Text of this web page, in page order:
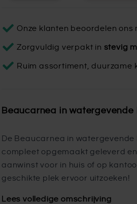
Onze klanten beoordelen ons
Zorgvuldig verpakt in stevig
Ruim assortiment, duurzame
Beaucarnea in watergevende
De Beaucarnea in watergevende
compleet opgemaakt geleverd
aanwinst voor in huis of op
geschikte plek ervoor uitzoeken!
Lees volledige omschrijving